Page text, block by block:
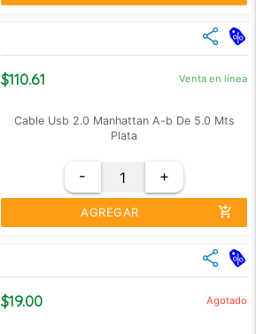
close
Precio Unidad
$110.61 Venta en línea
Cable Usb 2.0 Manhattan A-b De 5.0 Mts
Plata
- +
AGREGAR add_shopping_cart
close
Precio Unidad
$19.00 Agotado